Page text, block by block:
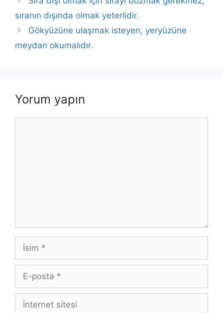
o
k
p
k
sıranın dışında olmak yeterlidir.
Gökyüzüne ulaşmak isteyen, yeryüzüne
meydan okumalıdır.
Yorum yapın
İsim
posta
İnternet